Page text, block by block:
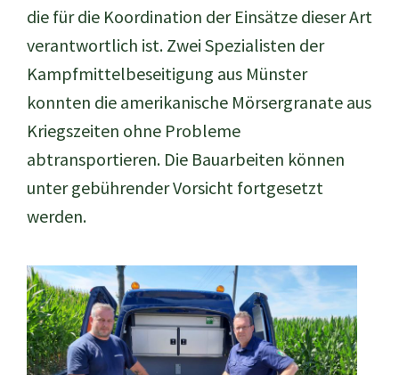
die für die Koordination der Einsätze dieser Art
verantwortlich ist. Zwei Spezialisten der
Kampfmittelbeseitigung aus Münster
konnten die amerikanische Mörsergranate aus
Kriegszeiten ohne Probleme
abtransportieren. Die Bauarbeiten können
unter gebührender Vorsicht fortgesetzt
werden.